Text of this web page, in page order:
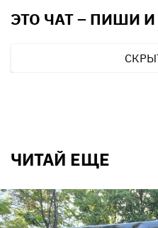
ЭТО ЧАТ – ПИШИ И
ЧИТАЙ ЕЩЕ